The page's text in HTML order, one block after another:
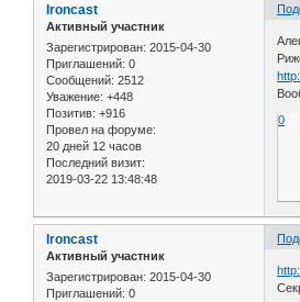
Ironcast
Активный участник
Зарегистрирован: 2015-04-30
Приглашений: 0
Сообщений: 2512
Уважение: +448
Позитив: +916
Провел на форуме:
20 дней 12 часов
Последний визит:
2019-03-22 13:48:48
0
Ironcast
Активный участник
Зарегистрирован: 2015-04-30
Приглашений: 0